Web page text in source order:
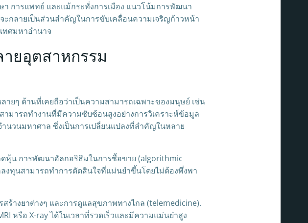
การแพทย์ และแม้กระทั่งการเมือง แนวโน้มการพัฒนา
กลายเป็นส่วนสำคัญในการขับเคลื่อนความเจริญก้าวหน้า
ทศมหาอำนาจ
ยอุตสาหกรรม
ยๆ ด้านที่เคยถือว่าเป็นความสามารถเฉพาะของมนุษย์ เช่น
ามารถทำงานที่มีความซับซ้อนสูงอย่างการวิเคราะห์ข้อมูล
นวนมหาศาล ซึ่งเป็นการเปลี่ยนแปลงที่สำคัญในหลาย
ดหุ้น การพัฒนาอัลกอริธึมในการซื้อขาย (algorithmic
งทุนสามารถทำการตัดสินใจที่แม่นยำขึ้นโดยไม่ต้องพึ่งพา
างยาต่างๆ และการดูแลสุขภาพทางไกล (telemedicine).
หรือ X-ray ได้ในเวลาที่รวดเร็วและมีความแม่นยำสูง